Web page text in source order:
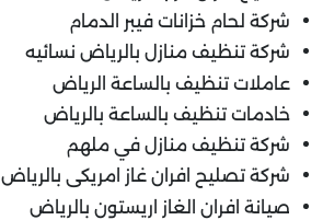
شركة لحام خزانات فيبر الدمام
شركة تنظيف منازل بالرياض نسائيه
عاملات تنظيف بالساعة الرياض
خادمات تنظيف بالساعة بالرياض
شركة تنظيف منازل في ملهم
شركة تصليح افران غاز امريكى بالرياض
صيانة افران الغاز اريستون بالرياض